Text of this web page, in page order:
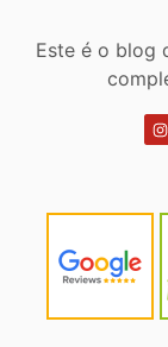
Este é o blog